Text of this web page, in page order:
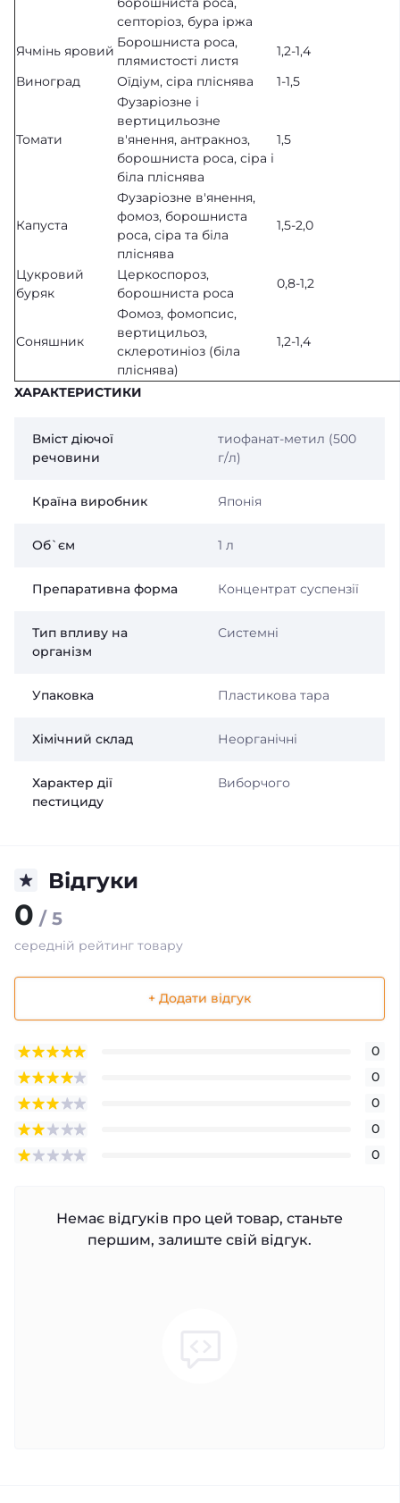
септоріоз, бура іржа
Ячмінь яровий
Борошниста роса,
плямистості листя
1,2-1,4
Виноград
Оїдіум, сіра пліснява 1-1,5
Томати
Фузаріозне і
вертицильозне
в'янення, антракноз,
борошниста роса, сіра і
біла пліснява
1,5
Капуста
Фузаріозне в'янення,
фомоз, борошниста
роса, сіра та біла
пліснява
1,5-2,0
Цукровий
буряк
Церкоспороз,
борошниста роса
0,8-1,2
Соняшник
Фомоз, фомопсис,
вертицильоз,
склеротиніоз (біла
пліснява)
1,2-1,4
ХАРАКТЕРИСТИКИ
Вміст діючої
речовини
тиофанат-метил (500
г/л)
Країна виробник Японія
Об`єм 1 л
Препаративна форма Концентрат суспензії
Тип впливу на
організм
Системні
Упаковка Пластикова тара
Хімічний склад Неорганічні
Характер дії
пестициду
Виборчого
Відгуки
0 / 5
середній рейтинг товару
+ Додати відгук
0
0
0
0
0
Немає відгуків про цей товар, станьте
першим, залиште свій відгук.